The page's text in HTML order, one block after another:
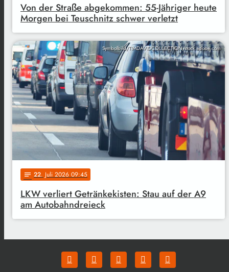
Von der Straße abgekommen: 55-Jähriger heute
Morgen bei Teuschnitz schwer verletzt
Symbolbild/TIMDAVIDCOLLECTION/stock.adobe.com
notes 22. Juli 2026 09:45
LKW verliert Getränkekisten: Stau auf der A9
am Autobahndreieck